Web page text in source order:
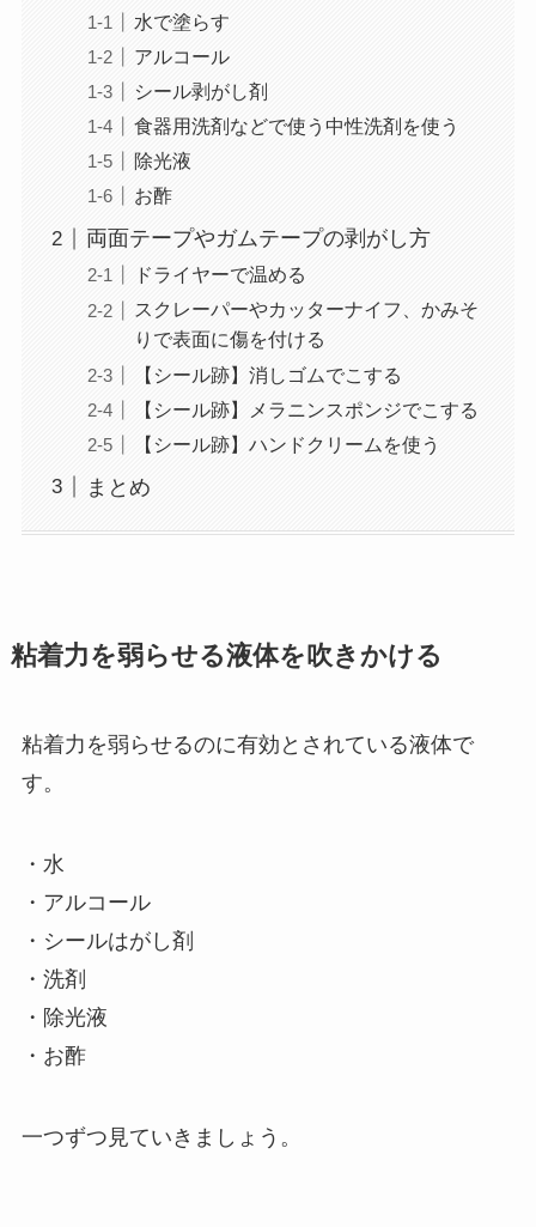
水で塗らす
アルコール
シール剥がし剤
食器用洗剤などで使う中性洗剤を使う
除光液
お酢
両面テープやガムテープの剥がし方
ドライヤーで温める
スクレーパーやカッターナイフ、かみそ
りで表面に傷を付ける
【シール跡】消しゴムでこする
【シール跡】メラニンスポンジでこする
【シール跡】ハンドクリームを使う
まとめ
粘着力を弱らせる液体を吹きかける
粘着力を弱らせるのに有効とされている液体で
す。
・水
・アルコール
・シールはがし剤
・洗剤
・除光液
・お酢
一つずつ見ていきましょう。